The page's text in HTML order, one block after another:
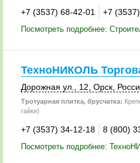
+7 (3537) 68-42-01 +7
Посмотреть подробнее:
ТехноНИКОЛЬ
Дорожная ул., 12 Орск,
Тротуарная плитка, брусчатка:
гайки)
+7 (3537) 34-12-18 8 (800)
Посмотреть подробнее: